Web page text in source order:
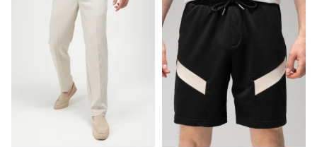
повсякденний
весна
Склад тканини 95% бавовна, 5% еластан
Країна - виробник україна